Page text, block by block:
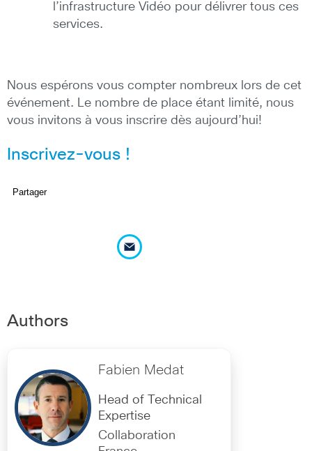
l’infrastructure Vidéo pour délivrer tous ces
services.
Nous espérons vous compter nombreux lors de cet
événement. Le nombre de place étant limité, nous
vous invitons à vous inscrire dès aujourd’hui!
Inscrivez-vous !
Partager
Authors
Fabien Medat
Head of Technical
Expertise
Collaboration